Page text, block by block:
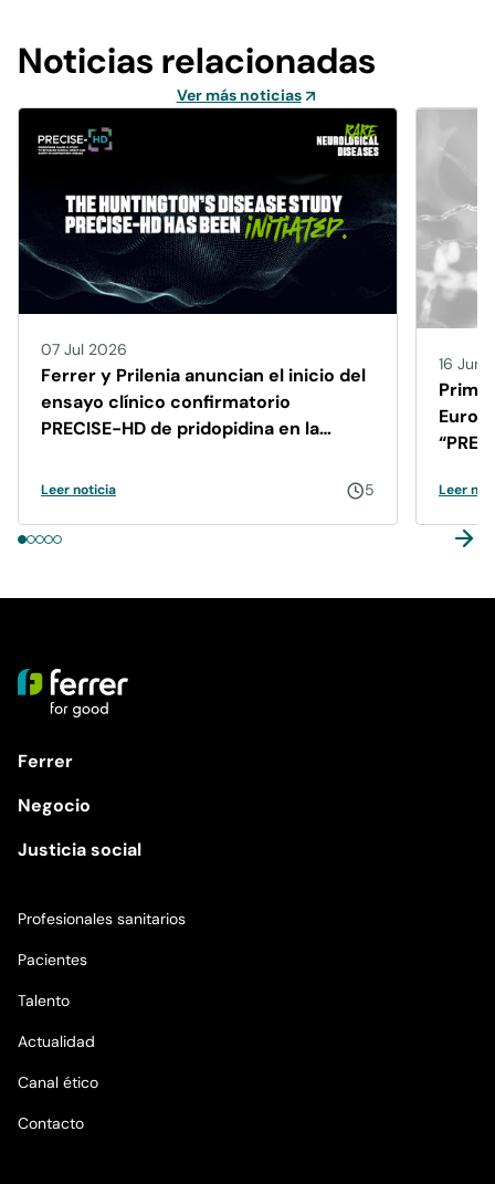
Noticias relacionadas
Ver más noticias
07 Jul 2026
Ferrer y Prilenia anuncian el inicio del
ensayo clínico confirmatorio
PRECISE-HD de pridopidina en la
Leer noticia 5
16 Jun
Leer
Ferrer
Negocio
Justicia social
Profesionales sanitarios
Pacientes
Talento
Actualidad
Canal ético
Contacto